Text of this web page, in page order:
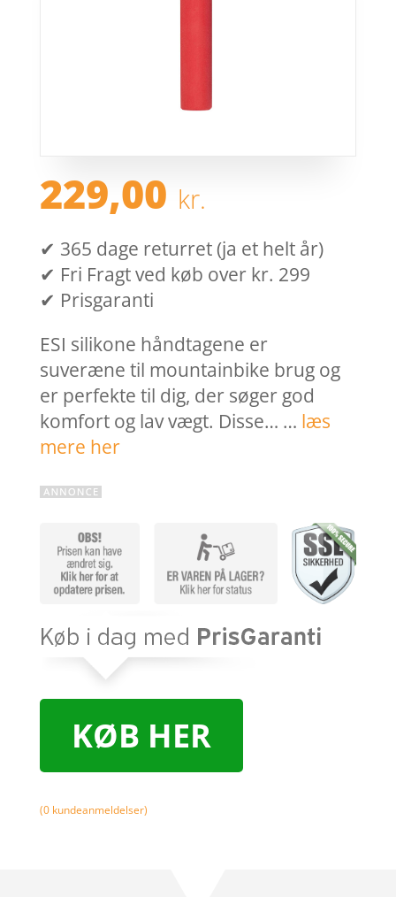
229,00 kr.
✔ 365 dage returret (ja et helt år)
✔ Fri Fragt ved køb over kr. 299
✔ Prisgaranti
ESI silikone håndtagene er
suveræne til mountainbike brug og
er perfekte til dig, der søger god
komfort og lav vægt. Disse… … læs
mere her
KØB HER
(0kundeanmeldelser)